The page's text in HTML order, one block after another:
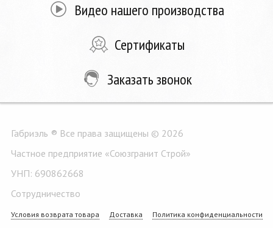
Видео нашего производства
Сертификаты
Заказать звонок
Габриэль ® Все права защищены © 2026
Частное предприятие «Союзгранит Строй»
УНП: 690862668
Сотрудничество
Условия возврата товара Доставка Политика конфиденциальности